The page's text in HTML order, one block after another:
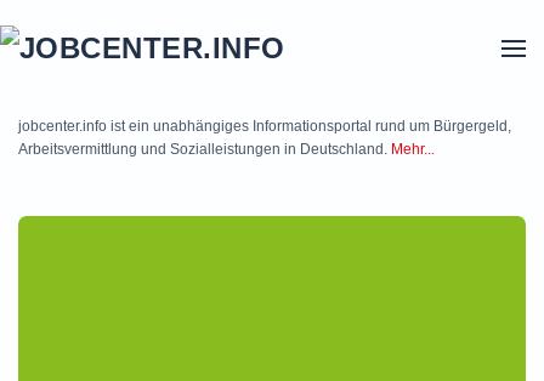
jobcenter.info ist ein unabhängiges Informationsportal rund um Bürgergeld,
Arbeitsvermittlung und Sozialleistungen in Deutschland. Mehr...